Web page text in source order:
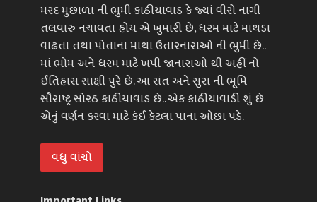
મરદ મુછાળા ની ભુમી કાઠીયાવાડ કે જ્યાં વીરો નાગી
તલવારુ નચાવતા હોય એ ખુમારી છે, ધરમ માટે માથડા
વાઢતા તથા પોતાના માથા ઉતારનારાઓ ની ભુમી છે..
માં ભોમ અને ધરમ માટે ખપી જાનારાઓ થી અહીં નો
ઈતિહાસ સાક્ષી પુરે છે. આ સંત અને સુરા ની ભૂમિ
સૌરાષ્ટ્ર સોરઠ કાઠીયાવાડ છે.. એક કાઠીયાવાડી શું છે
એનું વર્ણન કરવા માટે કંઈ કેટલા પાના ઓછા પડે.
વધુ વાંચો